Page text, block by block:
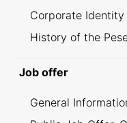
Corporate Identity
History of the
Job offer
General